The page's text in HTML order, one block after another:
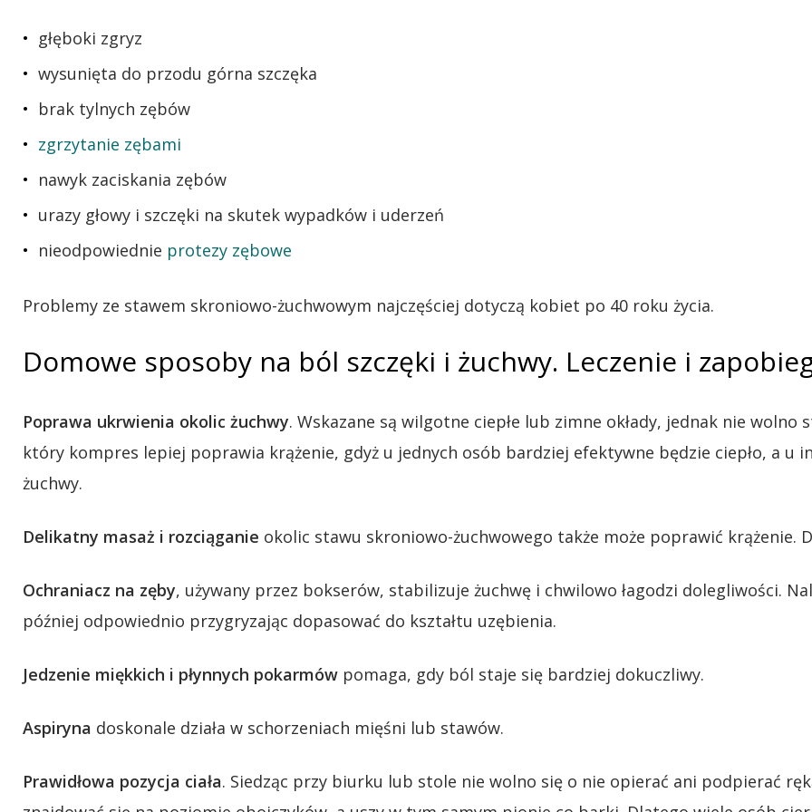
głęboki zgryz
wysunięta do przodu górna szczęka
brak tylnych zębów
zgrzytanie zębami
nawyk zaciskania zębów
urazy głowy i szczęki na skutek wypadków i uderzeń
nieodpowiednie protezy zębowe
Problemy ze stawem skroniowo-żuchwowym najczęściej dotyczą kobiet po 40 roku życia.
Domowe sposoby na ból szczęki i żuchwy. Leczenie i
Poprawa ukrwienia okolic żuchwy. Wskazane są wilgotne ciepłe lub zimne okłady, jednak nie
który kompres lepiej poprawia krążenie, gdyż u jednych osób bardziej efektywne będzie ciepło, a u
żuchwy.
Delikatny masaż i rozciąganie okolic stawu skroniowo-żuchwowego także może poprawić krążenie.
Ochraniacz na zęby, używany przez bokserów, stabilizuje żuchwę i chwilowo łagodzi dolegliwości.
później odpowiednio przygryzając dopasować do kształtu uzębienia.
Jedzenie miękkich i płynnych pokarmów pomaga, gdy ból staje się bardziej dokuczliwy.
Aspiryna doskonale działa w schorzeniach mięśni lub stawów.
Prawidłowa pozycja ciała. Siedząc przy biurku lub stole nie wolno się o nie opierać ani podpierać